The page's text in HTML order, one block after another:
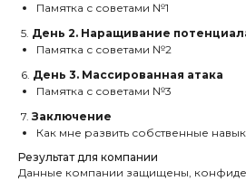
Памятка с советами №1
5. День 2. Наращивание
Памятка с советами №2
6. День 3. Массированная атака
Памятка с советами №3
7. Заключение
Как мне развить собственные
Результат для компании
Данные компании защищены,